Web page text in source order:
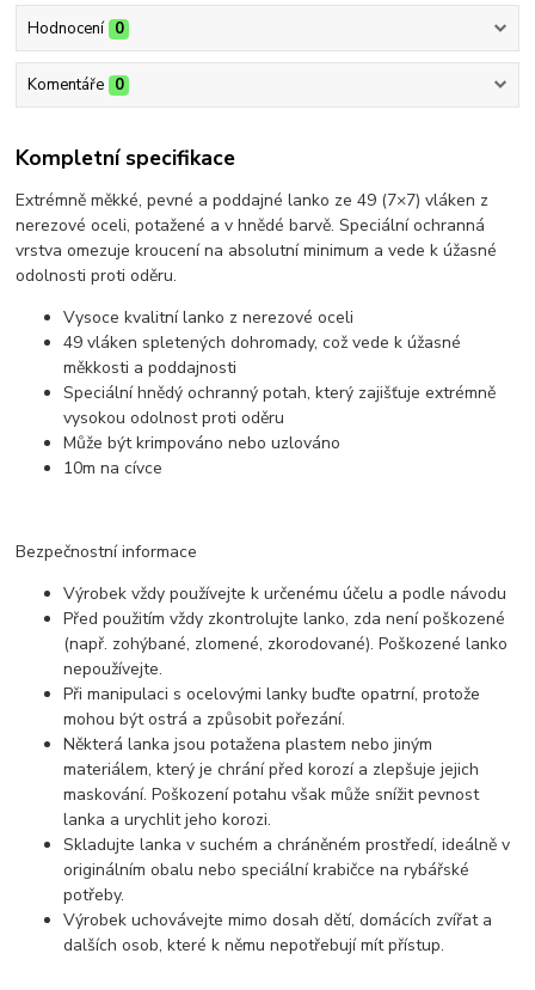
Hodnocení 0
Komentáře 0
Kompletní specifikace
Extrémně měkké, pevné a poddajné lanko ze 49 (7×7) vláken z
nerezové oceli, potažené a v hnědé barvě. Speciální ochranná
vrstva omezuje kroucení na absolutní minimum a vede k úžasné
odolnosti proti oděru.
Vysoce kvalitní lanko z nerezové oceli
49 vláken spletených dohromady, což vede k úžasné
měkkosti a poddajnosti
Speciální hnědý ochranný potah, který zajišťuje extrémně
vysokou odolnost proti oděru
Může být krimpováno nebo uzlováno
10m na cívce
Bezpečnostní informace
Výrobek vždy používejte k určenému účelu a podle návodu
Před použitím vždy zkontrolujte lanko, zda není poškozené
(např. zohýbané, zlomené, zkorodované). Poškozené lanko
nepoužívejte.
Při manipulaci s ocelovými lanky buďte opatrní, protože
mohou být ostrá a způsobit pořezání.
Některá lanka jsou potažena plastem nebo jiným
materiálem, který je chrání před korozí a zlepšuje jejich
maskování. Poškození potahu však může snížit pevnost
lanka a urychlit jeho korozi.
Skladujte lanka v suchém a chráněném prostředí, ideálně v
originálním obalu nebo speciální krabičce na rybářské
potřeby.
Výrobek uchovávejte mimo dosah dětí, domácích zvířat a
dalších osob, které k němu nepotřebují mít přístup.